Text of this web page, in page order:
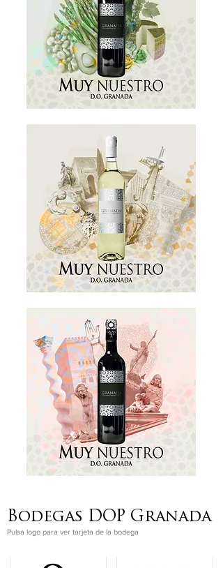
Bodegas DOP Granada
Pulsa logo para ver tarjeta de la bodega